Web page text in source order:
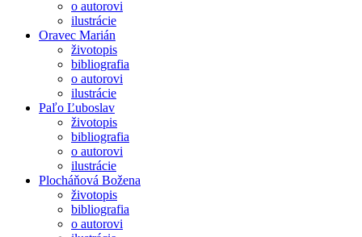
o autorovi
ilustrácie
Oravec Marián
životopis
bibliografia
o autorovi
ilustrácie
Paľo Ľuboslav
životopis
bibliografia
o autorovi
ilustrácie
Plocháňová Božena
životopis
bibliografia
o autorovi